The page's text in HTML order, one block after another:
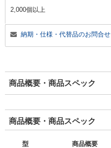
2,000個以上
納期・仕様・代替品のお問合せ
商品概要・商品スペック
商品概要・商品スペック
型 商品概要